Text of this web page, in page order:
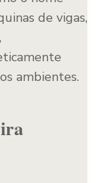
de vigas,
ambientes.